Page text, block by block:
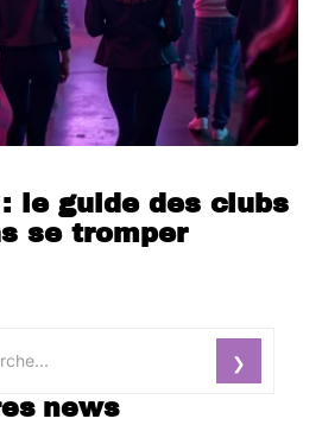
le guide des clubs
se tromper
news